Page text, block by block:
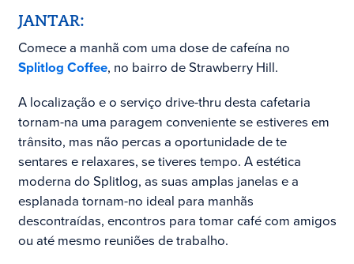
JANTAR:
Comece a manhã com uma dose de cafeína no
Splitlog Coffee, no bairro de Strawberry Hill.
A localização e o serviço drive-thru desta cafetaria
tornam-na uma paragem conveniente se estiveres em
trânsito, mas não percas a oportunidade de te
sentares e relaxares, se tiveres tempo. A estética
moderna do Splitlog, as suas amplas janelas e a
esplanada tornam-no ideal para manhãs
descontraídas, encontros para tomar café com amigos
ou até mesmo reuniões de trabalho.